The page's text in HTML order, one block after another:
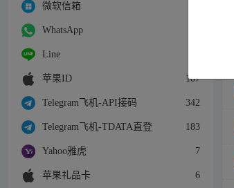
微软信箱
WhatsApp
Line
苹果ID 107
Telegram飞机-API接码 342
Telegram飞机-TDATA直登 183
Yahoo雅虎 7
苹果礼品卡 6